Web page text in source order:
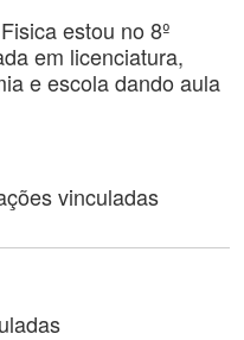
estou no 8º
em licenciatura,
e escola dando aula
vinculadas